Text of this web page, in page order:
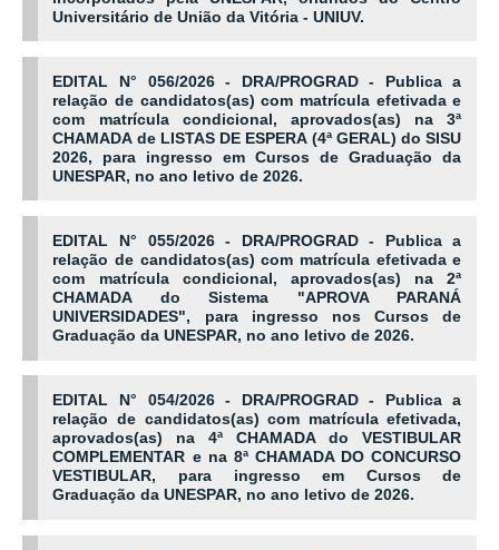
Universitário de União da Vitória - UNIUV.
EDITAL N° 056/2026 - DRA/PROGRAD - Publica a
relação de candidatos(as) com matrícula efetivada e
com matrícula condicional, aprovados(as) na 3ª
CHAMADA de LISTAS DE ESPERA (4ª GERAL) do SISU
2026, para ingresso em Cursos de Graduação da
UNESPAR, no ano letivo de 2026.
EDITAL N° 055/2026 - DRA/PROGRAD - Publica a
relação de candidatos(as) com matrícula efetivada e
com matrícula condicional, aprovados(as) na 2ª
CHAMADA do Sistema "APROVA PARANÁ
UNIVERSIDADES", para ingresso nos Cursos de
Graduação da UNESPAR, no ano letivo de 2026.
EDITAL N° 054/2026 - DRA/PROGRAD - Publica a
relação de candidatos(as) com matrícula efetivada,
aprovados(as) na 4ª CHAMADA do VESTIBULAR
COMPLEMENTAR e na 8ª CHAMADA DO CONCURSO
VESTIBULAR, para ingresso em Cursos de
Graduação da UNESPAR, no ano letivo de 2026.